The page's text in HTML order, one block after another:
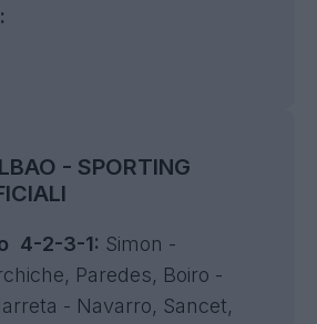
- SPORTING
4-2-3-1: Simon -
Paredes, Boiro -
- Navarro, Sancet,